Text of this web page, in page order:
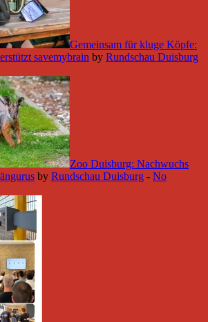
Gemeinsam für kluge Köpfe:
savemybrain by Rundschau Duisburg
Zoo Duisburg: Nachwuchs
by Rundschau Duisburg - No